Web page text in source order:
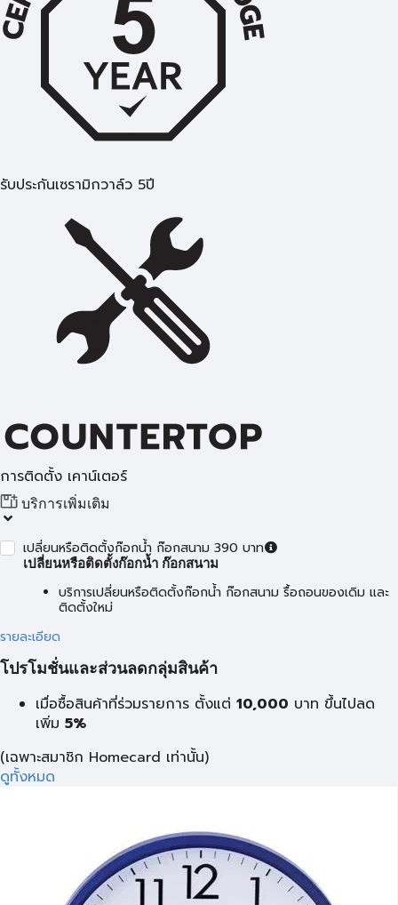
รับประกันเซรามิกวาล์ว 5ปี
การติดตั้ง เคาน์เตอร์
บริการเพิ่มเติม
เปลี่ยนหรือติดตั้งก๊อกน้ำ ก๊อกสนาม 390 บาท
เปลี่ยนหรือติดตั้งก๊อกน้ำ ก๊อกสนาม
บริการเปลี่ยนหรือติดตั้งก๊อกน้ำ ก๊อกสนาม รื้อถอนของเดิม และ
ติดตั้งใหม่
รายละเอียด
โปรโมชั่นและส่วนลดกลุ่มสินค้า
เมื่อซื้อสินค้าที่ร่วมรายการ ตั้งแต่ 10,000 บาท ขึ้นไปลด
เพิ่ม 5%
(เฉพาะสมาชิก Homecard เท่านั้น)
ดูทั้งหมด